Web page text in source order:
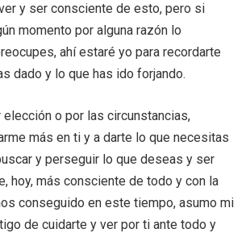
y ser consciente de esto, pero si
momento por alguna razón lo
ahí estaré yo para recordarte
dado y lo que has ido forjando.
elección o por las circunstancias,
más en ti y a darte lo que necesitas
y perseguir lo que deseas y ser
hoy, más consciente de todo y con la
conseguido en este tiempo, asumo mi
de cuidarte y ver por ti ante todo y